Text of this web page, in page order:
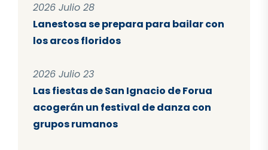
2026 Julio 28
Lanestosa se prepara para bailar con
los arcos floridos
2026 Julio 23
Las fiestas de San Ignacio de Forua
acogerán un festival de danza con
grupos rumanos